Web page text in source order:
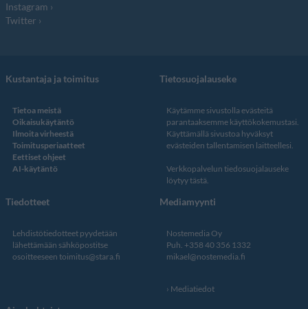
Instagram
Twitter
Kustantaja ja toimitus
Tietoa meistä
Oikaisukäytäntö
Ilmoita virheestä
Toimitusperiaatteet
Eettiset ohjeet
AI-käytäntö
Tietosuojalauseke
Käytämme sivustolla evästeitä
parantaaksemme käyttökokemustasi.
Käyttämällä sivustoa hyväksyt
evästeiden tallentamisen laitteellesi.
Verkkopalvelun tiedosuojalauseke
löytyy tästä.
Tiedotteet
Lehdistötiedotteet pyydetään
lähettämään sähköpostitse
osoitteeseen toimitus@stara.fi
Mediamyynti
Nostemedia Oy
Puh. +358 40 356 1332
mikael@nostemedia.fi
Mediatiedot